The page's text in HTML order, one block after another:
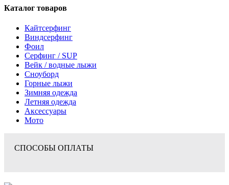
Каталог товаров
Кайтсерфинг
Виндсерфинг
Фоил
Серфинг / SUP
Вейк / водные лыжи
Сноуборд
Горные лыжи
Зимняя одежда
Летняя одежда
Аксессуары
Мото
СПОСОБЫ ОПЛАТЫ